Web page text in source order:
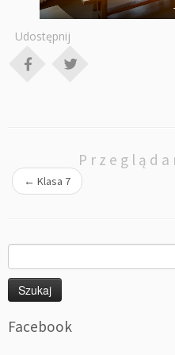
Udostępnij
← Klasa 7
Facebook